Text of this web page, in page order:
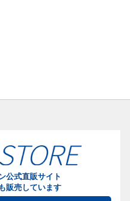
公式直販サイト
販売しています